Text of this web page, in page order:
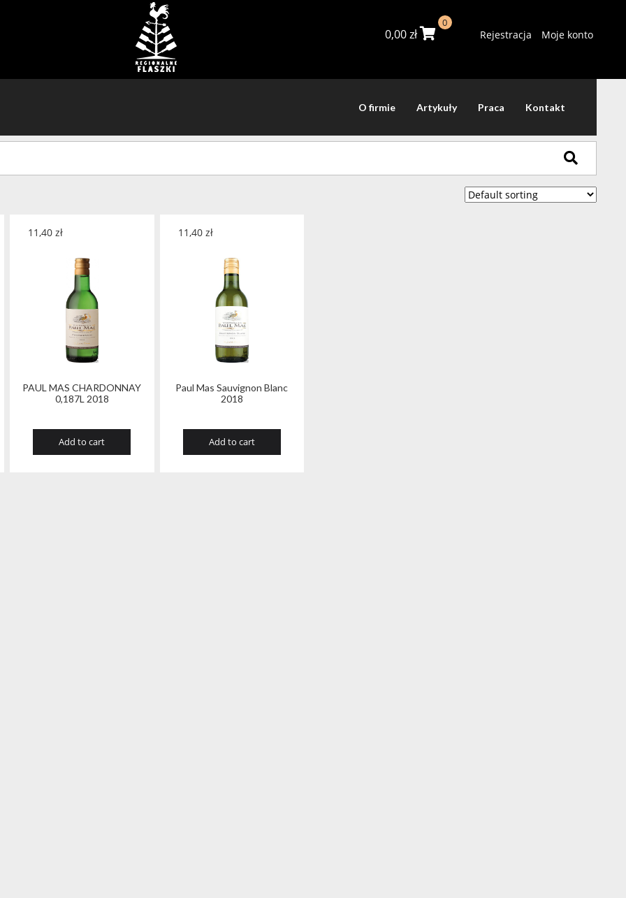
0,00zł
0
Rejestracja Moje konto
O firmie Artykuły Praca Kontakt
PAUL MAS CHARDONNAY
0,187L 2018
11,40 zł
Add to cart
Paul Mas Sauvignon Blanc
2018
11,40 zł
Add to cart